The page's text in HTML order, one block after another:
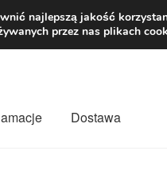
zł
Dostawa
najlepszą jakość
przez nas plikach